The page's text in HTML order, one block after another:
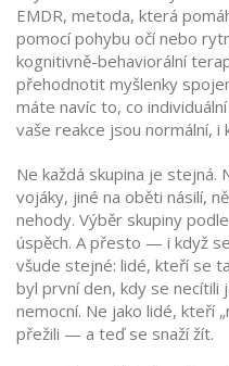
EMDR, metoda, která
pomocí pohybu očí nebo
kognitivně-behaviorální
přehodnotit myšlenky
máte navíc to, co
vaše reakce jsou normální, i
Ne každá skupina je stejná.
vojáky, jiné na oběti násilí,
nehody. Výběr skupiny
úspěch. A přesto — i když
všude stejné: lidé, kteří se
byl první den, kdy se necítili
nemocní. Ne jako lidé, kteří
přežili — a teď se snaží žít.